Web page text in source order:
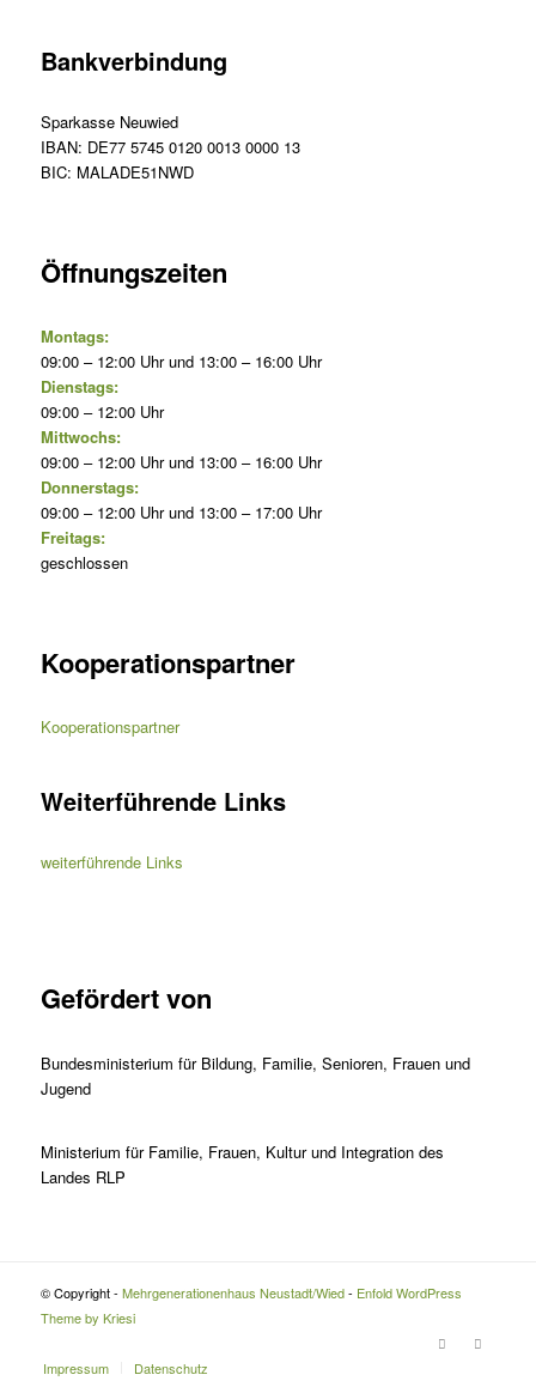
Bankverbindung
Sparkasse Neuwied
IBAN: DE77 5745 0120 0013 0000 13
BIC: MALADE51NWD
Öffnungszeiten
Montags:
09:00 – 12:00 Uhr und 13:00 – 16:00 Uhr
Dienstags:
09:00 – 12:00 Uhr
Mittwochs:
09:00 – 12:00 Uhr und 13:00 – 16:00 Uhr
Donnerstags:
09:00 – 12:00 Uhr und 13:00 – 17:00 Uhr
Freitags:
geschlossen
Kooperationspartner
Kooperationspartner
Weiterführende Links
weiterführende Links
Gefördert von
Bundesministerium für Bildung, Familie, Senioren, Frauen und
Jugend
Ministerium für Familie, Frauen, Kultur und Integration des
Landes RLP
© Copyright - Mehrgenerationenhaus Neustadt/Wied- Enfold WordPress
Theme by Kriesi
Impressum Datenschutz